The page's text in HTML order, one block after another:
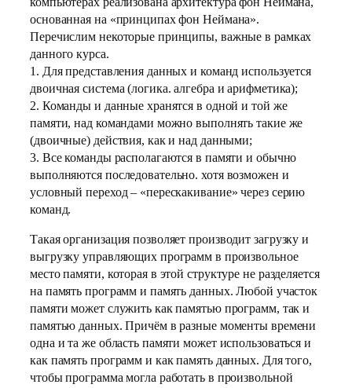
основанная на «принципах фон Неймана».
Перечислим некоторые принципы, важные в рамках
данного курса.
1. Для представления данных и команд используется
двоичная система (логика. алгебра и арифметика);
2. Команды и данные хранятся в одной и той же
памяти, над командами можно выполнять такие же
(двоичные) действия, как и над данными;
3. Все команды располагаются в памяти и обычно
выполняются последовательно. хотя возможен и
условный переход – «перескакивание» через серию
команд.
Такая организация позволяет производит загрузку и
выгрузку управляющих программ в произвольное
место памяти, которая в этой структуре не разделяется
на память программ и память данных. Любой участок
памяти может служить как памятью программ, так и
памятью данных. Причём в разные моменты времени
одна и та же область памяти может использоваться и
как память программ и как память данных. Для того,
чтобы программа могла работать в произвольной